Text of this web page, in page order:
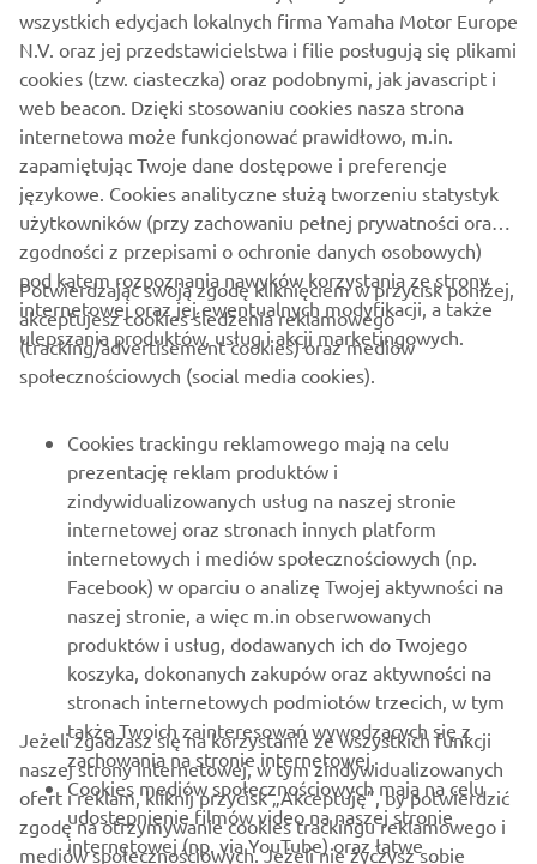
Numer telefonu
SEND
O FIRMIE
WIĘCEJ YAMAHA
WSPARCIE
NEWSLETTER
Bądź na bieżąco z informacjami o najnowszych ofertach,
wydarzeniach specjalnych, nowościach i nie tylko
SUBSKRYBUJ
wszystkich edycjach lokalnych firma Yamaha Motor Europe
N.V. oraz jej przedstawicielstwa i filie posługują się plikami
cookies (tzw. ciasteczka) oraz podobnymi, jak javascript i
web beacon. Dzięki stosowaniu cookies nasza strona
internetowa może funkcjonować prawidłowo, m.in.
zapamiętując Twoje dane dostępowe i preferencje
językowe. Cookies analityczne służą tworzeniu statystyk
użytkowników (przy zachowaniu pełnej prywatności oraz
zgodności z przepisami o ochronie danych osobowych)
pod kątem rozpoznania nawyków korzystania ze strony
internetowej oraz jej ewentualnych modyfikacji, a także
ulepszania produktów, usług i akcji marketingowych.
Potwierdzając swoją zgodę kliknięciem w przycisk poniżej,
akceptujesz cookies śledzenia reklamowego
(tracking/advertisement cookies) oraz mediów
społecznościowych (social media cookies).
Cookies trackingu reklamowego mają na celu
prezentację reklam produktów i
zindywidualizowanych usług na naszej stronie
internetowej oraz stronach innych platform
internetowych i mediów społecznościowych (np.
Facebook) w oparciu o analizę Twojej aktywności na
naszej stronie, a więc m.in obserwowanych
produktów i usług, dodawanych ich do Twojego
koszyka, dokonanych zakupów oraz aktywności na
stronach internetowych podmiotów trzecich, w tym
także Twoich zainteresowań wywodzących się z
zachowania na stronie internetowej.
Cookies mediów społecznościowych mają na celu
udostepnienie filmów video na naszej stronie
internetowej (np. via YouTube) oraz łatwe
Jeżeli zgadzasz się na korzystanie ze wszystkich funkcji
naszej strony internetowej, w tym zindywidualizowanych
ofert i reklam, kliknij przycisk „Akceptuję”, by potwierdzić
zgodę na otrzymywanie cookies trackingu reklamowego i
mediów społecznościowych. Jeżeli nie życzysz sobie